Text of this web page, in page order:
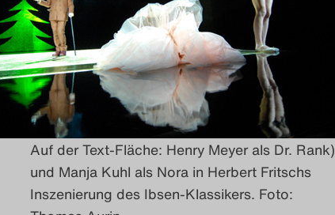
Auf der Text-Fläche: Henry Meyer als Dr. Rank)
und Manja Kuhl als Nora in Herbert Fritschs
Inszenierung des Ibsen-Klassikers. Foto: